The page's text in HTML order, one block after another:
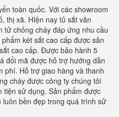
toàn quốc. Với các showroom
thị xã. HIện nay tủ sắt văn
tử chống cháy đáp ứng nhu cầu
két sắt cao cấp được sản
cao cấp. Được bảo hành 5
đổi mã được hỗ trợ hướng dẫn
phí. Hỗ trợ giao hàng và thanh
cháy được công ty chúng tôi
tiện sử dụng. Sản phẩm được
bền đẹp trong quá trình sử